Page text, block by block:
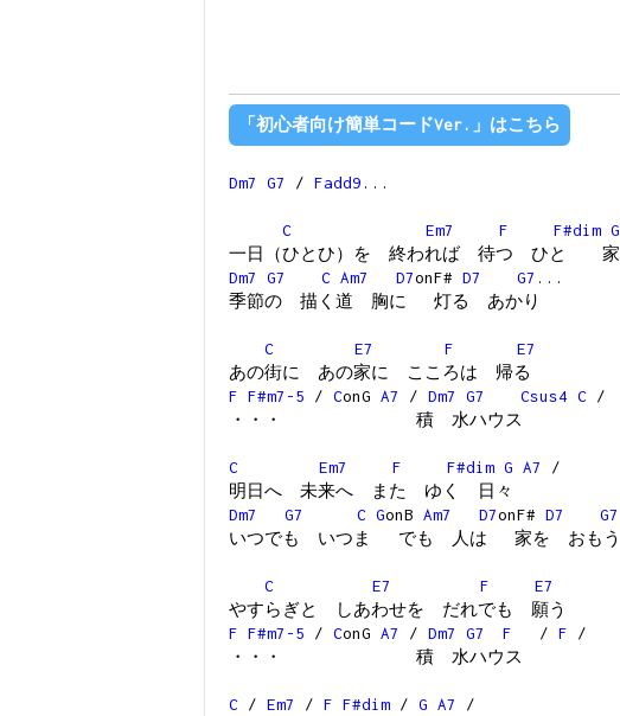
「初心者向け簡単コードVer.」はこちら
Dm7 G7 / Fadd9 ...
C Em7 F F#dim G
一日（ひとひ）を 終われば 待つ ひと 家
Dm7
G7 C Am7 D7onF# D7 G7 ...
季節の 描く道 胸に 灯る あかり
C E7 F
E7
あの街に あの家に こころは 帰る
F F#m7-5 / ConG A7 / Dm7 G7 Csus4 C /
・・・ 積 水ハウス
C Em7 F F#dim G A7
/
明日へ 未来へ また ゆく 日々
Dm7
G7 C GonB Am7 D7onF# D7
G7
いつでも いつま でも 人は 家を おもう
C E7 F
E7
やすらぎと しあわせを だれでも 願う
F F#m7-5 / ConG A7 / Dm7 G7 F / F /
・・・ 積 水ハウス
C / Em7 / F F#dim / G A7
/